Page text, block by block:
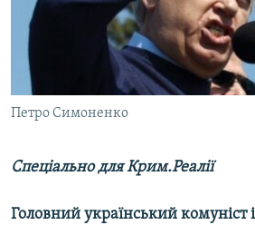
ВІДЕОУРОКИ «ELIFBE»
СВІДЧЕННЯ ОКУПАЦІЇ
УКРАЇНСЬКА ПРОБЛЕМА КРИМУ
ІНФОГРАФІКА
Русский
Qırımtatar
ДОЛУЧАЙСЯ!
Петро Симоненко
Спеціально для Крим.Реалії
Головний український комуніст